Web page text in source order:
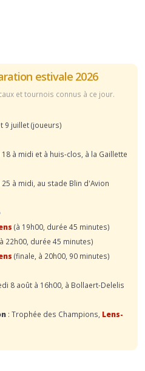
estivale 2026
et tournois connus à ce jour.
9 juillet (joueurs)
18 à midi et à huis-clos, à la Gaillette
25 à midi, au stade Blin d'Avion
(à 19h00, durée 45 minutes)
22h00, durée 45 minutes)
(finale, à 20h00, 90 minutes)
8 août à 16h00, à Bollaert-Delelis
: Trophée des Champions, Lens-